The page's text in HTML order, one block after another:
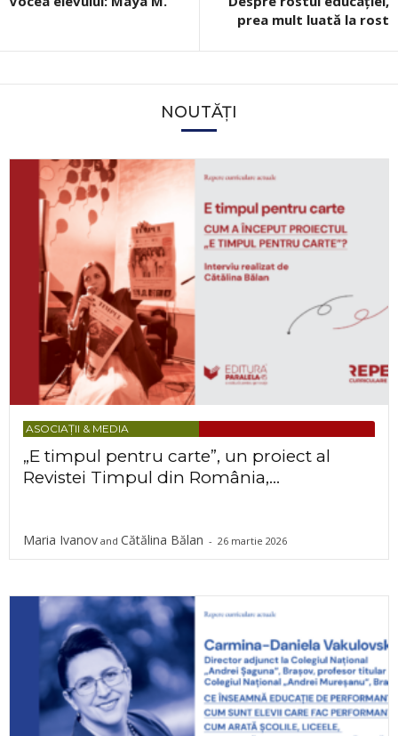
prea mult luată la rost
NOUTĂȚI
ASOCIAȚII & MEDIA
„E timpul pentru carte”, un proiect al
Revistei Timpul din România,...
Maria Ivanov and Cătălina Bălan - 26 martie 2026